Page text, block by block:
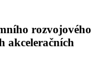
rozvojového
akceleračních